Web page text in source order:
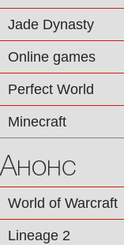
Jade Dynasty
Online games
Perfect World
Minecraft
Анонс
World of Warcraft
Lineage 2